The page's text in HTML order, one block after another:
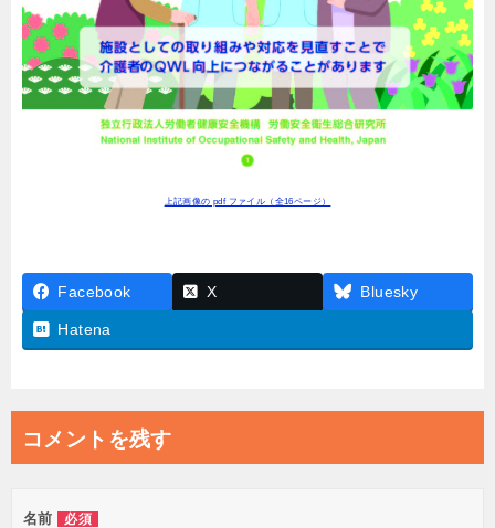
上記画像の pdf ファイル（全16ページ）
Facebook X Bluesky
Hatena
コメントを残す
名前 必須